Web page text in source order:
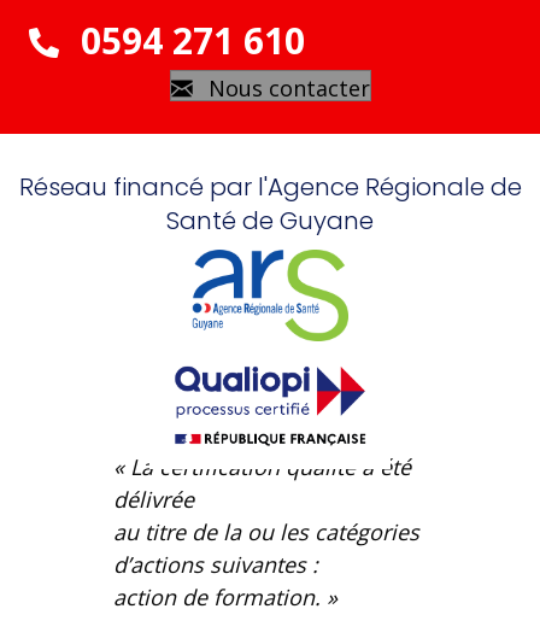
0594 271 610
Nous contacter
Réseau financé par l'Agence Régionale de
Santé de Guyane
« La certification qualité a été
délivrée
au titre de la ou les catégories
d’actions suivantes :
action de formation. »